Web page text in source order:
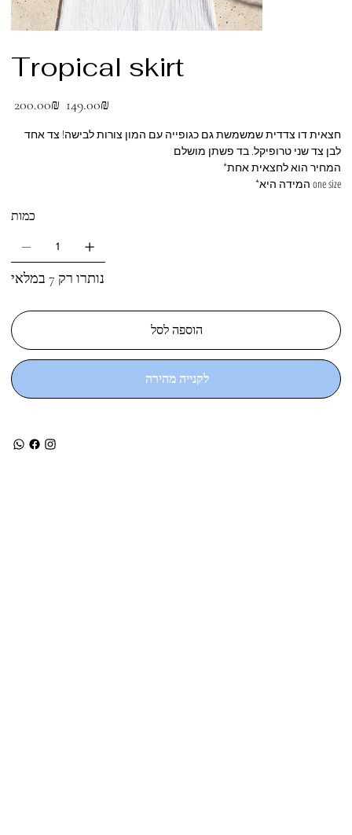
Tropical skirt
מקורי
‏200.00 ‏₪
מבצע
‏149.00 ‏₪
חצאית דו צדדית שמשמשת גם כגופייה עם המון צורות לבישה! צד אחד
לבן צד שני טרופיקל. בד פשתן מושלם
*המחיר הוא לחצאית אחת
*המידה היא one size
כמות
נותרו רק 7 במלאי
הוספה לסל
לקנייה מהירה